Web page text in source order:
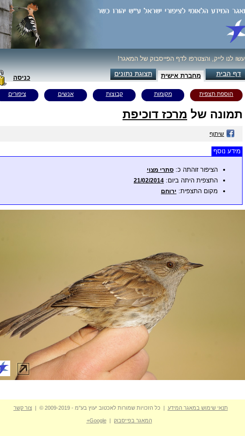
עשו לנו לייק, והצטרפו לדף הפייסבוק של המאגר!
דף הבית מחברת אישית תצוגת נתונים
כניסה
הוספת תצפית מקומות קבוצות אנשים ציפורים
תמונה של מרכז דוכיפת
שיתוף
מידע נוסף
הציפור זוהתה כ: סתרי מצוי
התצפית היתה ביום: 21/02/2014
מקום התצפית: ירוחם
תנאי שימוש במאגר המידע | כל הזכויות שמורות לאכטוב יעוץ בע"מ - 2009-2019 © | צור קשר
המאגר בפייסבוק |
Google+